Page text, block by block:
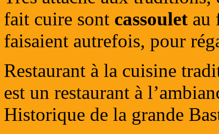
fait cuire sont cassoulet au
faisaient autrefois, pour
Restaurant à la cuisine
est un restaurant à
Historique de la grande